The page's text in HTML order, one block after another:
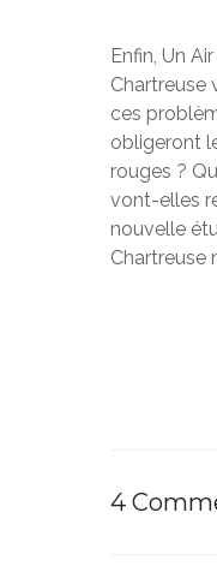
Enfin, Un
Chartreuse
ces
obligeront
rouges ?
vont-elles
nouvelle
Chartreuse
4